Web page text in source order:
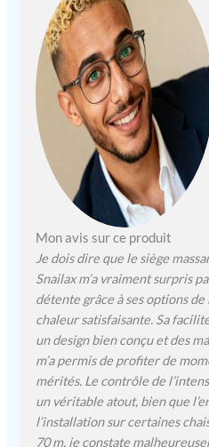
Le
de
les
Mon avis sur ce produit
Je dois dire que le siège
Snailax m’a vraiment surpris
détente grâce à ses options de
chaleur satisfaisante. Sa
un design bien conçu et des
m’a permis de profiter de
mérités. Le contrôle de
un véritable atout, bien que
l’installation sur certaines
70 m, je constate